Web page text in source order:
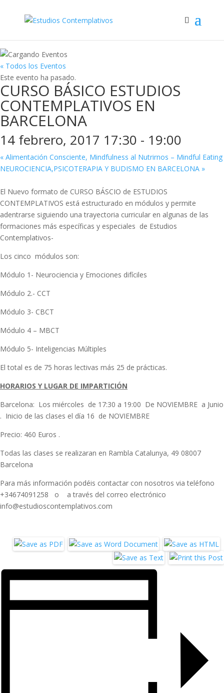
« Todos los Eventos
Este evento ha pasado.
CURSO BÁSICO ESTUDIOS
CONTEMPLATIVOS EN
BARCELONA
14 febrero, 2017 17:30 - 19:00
« Alimentación Consciente, Mindfulness al Nutrirnos – Mindful Eating
NEUROCIENCIA,PSICOTERAPIA Y BUDISMO EN BARCELONA »
El Nuevo formato de CURSO BÁSCIO de ESTUDIOS
CONTEMPLATIVOS está estructurado en módulos y permite
adentrarse siguiendo una trayectoria curricular en algunas de las
formaciones más específicas y especiales de Estudios
Contemplativos-
Los cinco módulos son:
Módulo 1- Neurociencia y Emociones difíciles
Módulo 2.- CCT
Módulo 3- CBCT
Módulo 4 – MBCT
Módulo 5- Inteligencias Múltiples
El total es de 75 horas lectivas más 25 de prácticas.
HORARIOS Y LUGAR DE IMPARTICIÓN
Barcelona: Los miércoles de 17:30 a 19:00 De NOVIEMBRE a Junio
. Inicio de las clases el día 16 de NOVIEMBRE
Precio: 460 Euros .
Todas las clases se realizaran en Rambla Catalunya, 49 08007
Barcelona
Para más información podéis contactar con nosotros via teléfono
+34674091258 o a través del correo electrónico
info@estudioscontemplativos.com